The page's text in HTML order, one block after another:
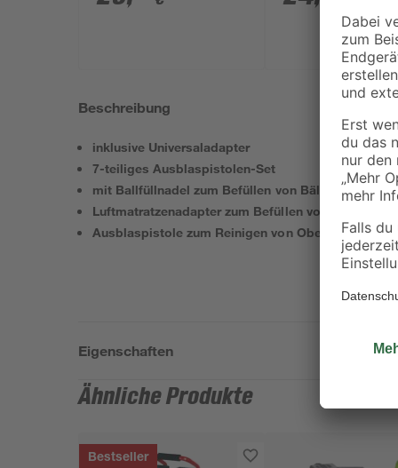
Beschreibung
inklusive Universaladapter
7-teiliges Ausblaspistolen-Set
mit Ballfüllnadel zum Befüllen von Bällen
Luftmatratzenadapter zum Befüllen von
Ausblaspistole zum Reinigen von Oberflächen
Eigenschaften
Ähnliche Produkte
Bestseller